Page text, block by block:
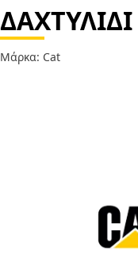
ΔΑΧΤΥΛΙΔΙ
Μάρκα: Cat